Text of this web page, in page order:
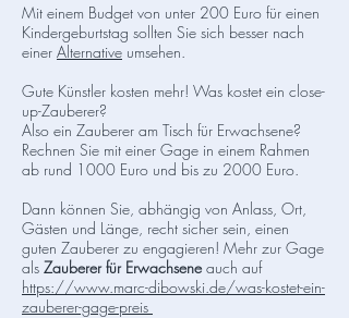
Mit einem Budget von unter 200 Euro für einen
Kindergeburtstag sollten Sie sich besser nach
einer Alternative umsehen.
Gute Künstler kosten mehr! Was kostet ein close-
up-Zauberer?
Also ein Zauberer am Tisch für Erwachsene?
Rechnen Sie mit einer Gage in einem Rahmen
ab rund 1000 Euro und bis zu 2000 Euro.
Dann können Sie, abhängig von Anlass, Ort,
Gästen und Länge, recht sicher sein, einen
guten Zauberer zu engagieren! Mehr zur Gage
als Zauberer für Erwachsene auch auf
https://www.marc-dibowski.de/was-kostet-ein-
zauberer-gage-preis